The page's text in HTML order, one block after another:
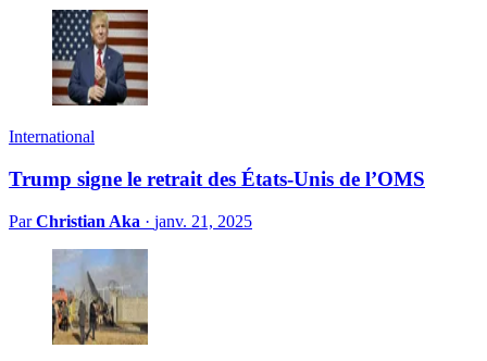
International
Trump signe le retrait des États-Unis de l’OMS
ParChristian Aka · janv. 21, 2025